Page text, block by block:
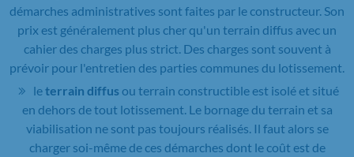
démarches administratives sont faites par le constructeur. Son
prix est généralement plus cher qu'un terrain diffus avec un
cahier des charges plus strict. Des charges sont souvent à
prévoir pour l'entretien des parties communes du lotissement.
leterrain diffusou terrain constructible est isolé et situé
en dehors de tout lotissement. Le bornage du terrain et sa
viabilisation ne sont pas toujours réalisés. Il faut alors se
charger soi-même de ces démarches dont le coût est de